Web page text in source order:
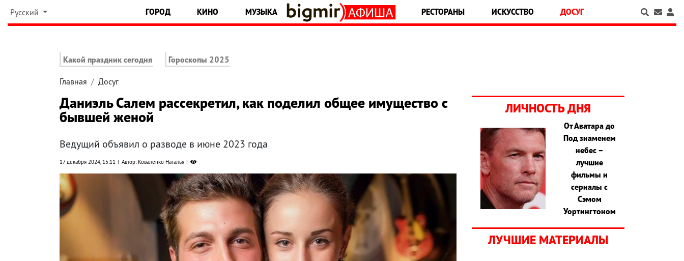
Русский ГОРОД КИНО МУЗЫКА РЕСТОРАНЫ ИСКУССТВО ДОСУГ
Какой праздник сегодня Гороскопы 2025
Главная Досуг
Даниэль Салем рассекретил, как поделил общее имущество с
бывшей женой
Ведущий объявил о разводе в июне 2023 года
17 декабря 2024, 15:11 Автор: Коваленко Наталья
ЛИЧНОСТЬ ДНЯ
От Аватара до
Под знаменем
небес –
лучшие
фильмы и
сериалы с
Сэмом
Уортингтоном
ЛУЧШИЕ МАТЕРИАЛЫ